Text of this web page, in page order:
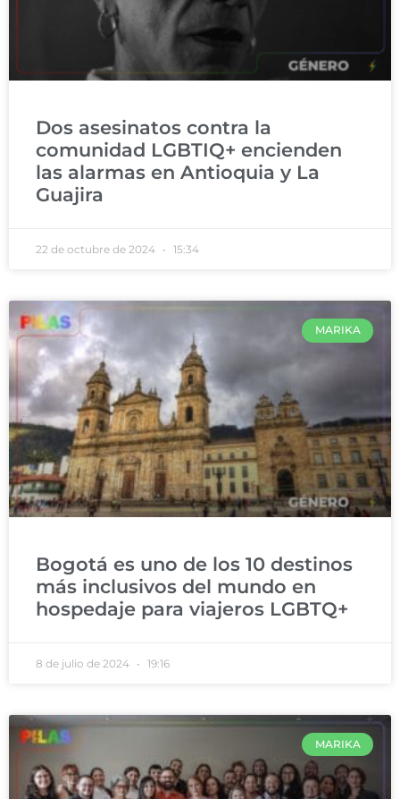
Dos asesinatos contra la
comunidad LGBTIQ+ encienden
las alarmas en Antioquia y La
Guajira
22 de octubre de 2024 15:34
MARIKA
Bogotá es uno de los 10 destinos
más inclusivos del mundo en
hospedaje para viajeros LGBTQ+
8 de julio de 2024 19:16
MARIKA